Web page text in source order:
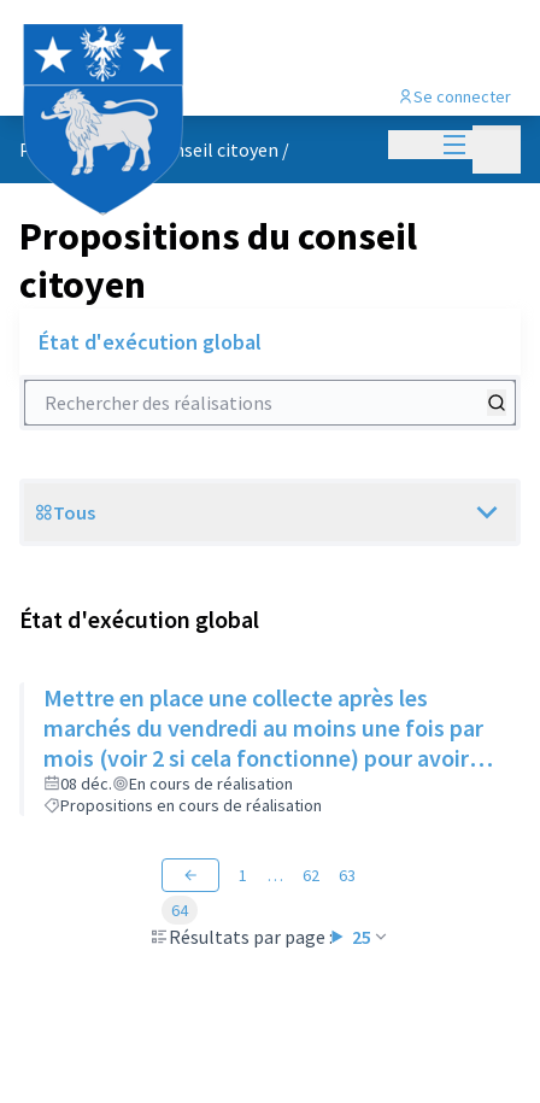
Menu
Se connecter
Propositions du conseil citoyen /
Propositions du conseil
citoyen
État d'exécution global
Rechercher des réalisations
Scope
Tous
État d'exécution global
Mettre en place une collecte après les
marchés du vendredi au moins une fois par
mois (voir 2 si cela fonctionne) pour avoir
des produits frais pour l'Epice'Rill
08 déc.
En cours de réalisation
Propositions en cours de réalisation
Résultats par page : 25
1 … 62
63
64